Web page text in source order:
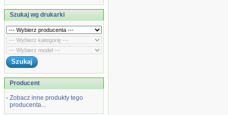
Szukaj wg drukarki
Producent
- Zobacz inne produkty tego
producenta...